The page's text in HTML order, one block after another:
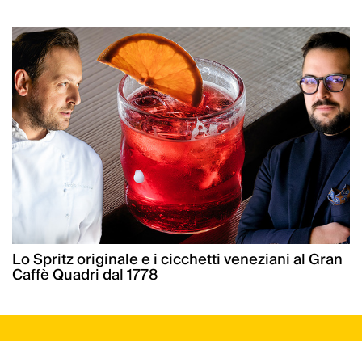
Lo Spritz originale e i cicchetti veneziani al Gran
Caffè Quadri dal 1778